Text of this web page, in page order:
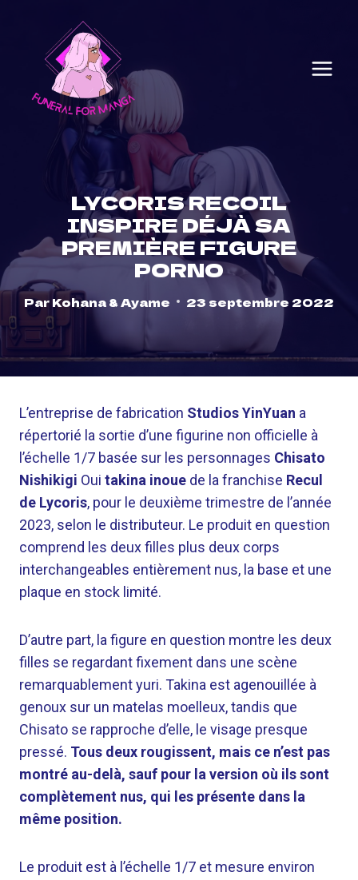
content
LYCORIS RECOIL
INSPIRE DÉJÀ SA
PREMIÈRE FIGURE
PORNO
ParKohana & Ayame 23 septembre 2022
L’entreprise de fabrication Studios YinYuan a
répertorié la sortie d’une figurine non officielle à
l’échelle 1/7 basée sur les personnages Chisato
Nishikigi Oui takina inoue de la franchise Recul
de Lycoris, pour le deuxième trimestre de l’année
2023, selon le distributeur. Le produit en question
comprend les deux filles plus deux corps
interchangeables entièrement nus, la base et une
plaque en stock limité.
D’autre part, la figure en question montre les deux
filles se regardant fixement dans une scène
remarquablement yuri. Takina est agenouillée à
genoux sur un matelas moelleux, tandis que
Chisato se rapproche d’elle, le visage presque
pressé. Tous deux rougissent, mais ce n’est pas
montré au-delà, sauf pour la version où ils sont
complètement nus, qui les présente dans la
même position.
Le produit est à l’échelle 1/7 et mesure environ